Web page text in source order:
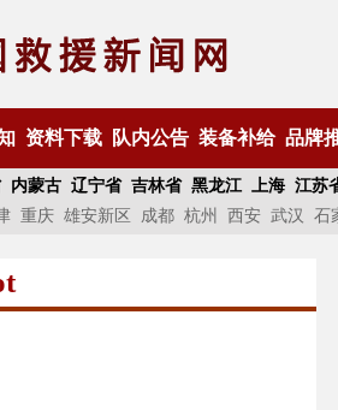
资料下载 队内公告 装备补给 品牌
内蒙古 辽宁省 吉林省 黑龙江 上海 江苏
重庆 雄安新区 成都 杭州 西安 武汉 石